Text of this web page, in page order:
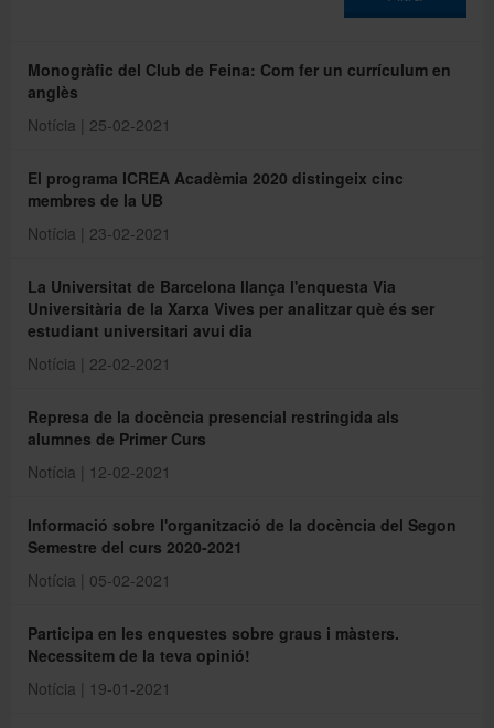
Directori
Monogràfic del Club de Feina: Com fer un currículum en
anglès
Notícia | 25-02-2021
El programa ICREA Acadèmia 2020 distingeix cinc
membres de la UB
Notícia | 23-02-2021
La Universitat de Barcelona llança l'enquesta Via
Universitària de la Xarxa Vives per analitzar què és ser
estudiant universitari avui dia
Notícia | 22-02-2021
Represa de la docència presencial restringida als
alumnes de Primer Curs
Notícia | 12-02-2021
Informació sobre l'organització de la docència del Segon
Semestre del curs 2020-2021
Notícia | 05-02-2021
Participa en les enquestes sobre graus i màsters.
Necessitem de la teva opinió!
Notícia | 19-01-2021